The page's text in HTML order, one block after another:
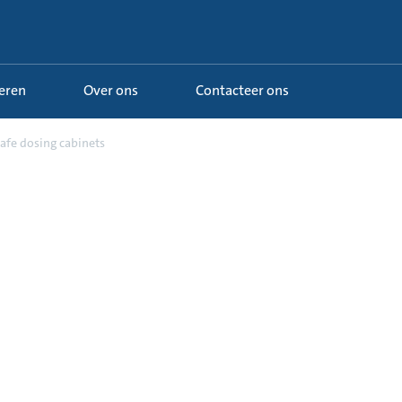
Over ons Contacteer ons
dosing cabinets